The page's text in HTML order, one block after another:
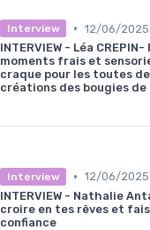
Interview • 12/06/2025
INTERVIEW - Léa
moments frais et
craque pour les toutes
créations des bougies de
Interview • 12/06/2025
INTERVIEW - Nathalie
croire en tes rêves et
confiance